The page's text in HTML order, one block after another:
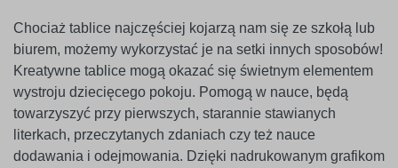
Chociaż tablice najczęściej kojarzą nam się ze szkołą lub
biurem, możemy wykorzystać je na setki innych sposobów!
Kreatywne tablice mogą okazać się świetnym elementem
wystroju dziecięcego pokoju. Pomogą w nauce, będą
towarzyszyć przy pierwszych, starannie stawianych
literkach, przeczytanych zdaniach czy też nauce
dodawania i odejmowania. Dzięki nadrukowanym grafikom